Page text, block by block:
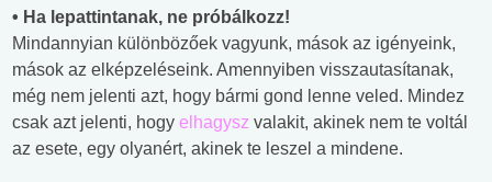
• Ha lepattintanak, ne próbálkozz!
Mindannyian különbözőek vagyunk, mások az igényeink,
mások az elképzeléseink. Amennyiben visszautasítanak,
még nem jelenti azt, hogy bármi gond lenne veled. Mindez
csak azt jelenti, hogy elhagysz valakit, akinek nem te voltál
az esete, egy olyanért, akinek te leszel a mindene.